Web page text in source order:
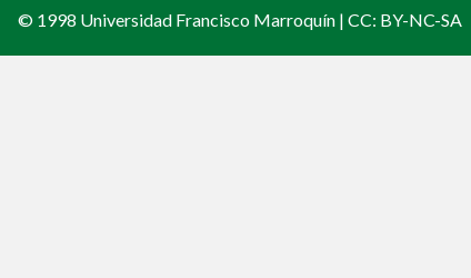
© 1998 Universidad Francisco Marroquín | CC: BY-NC-SA